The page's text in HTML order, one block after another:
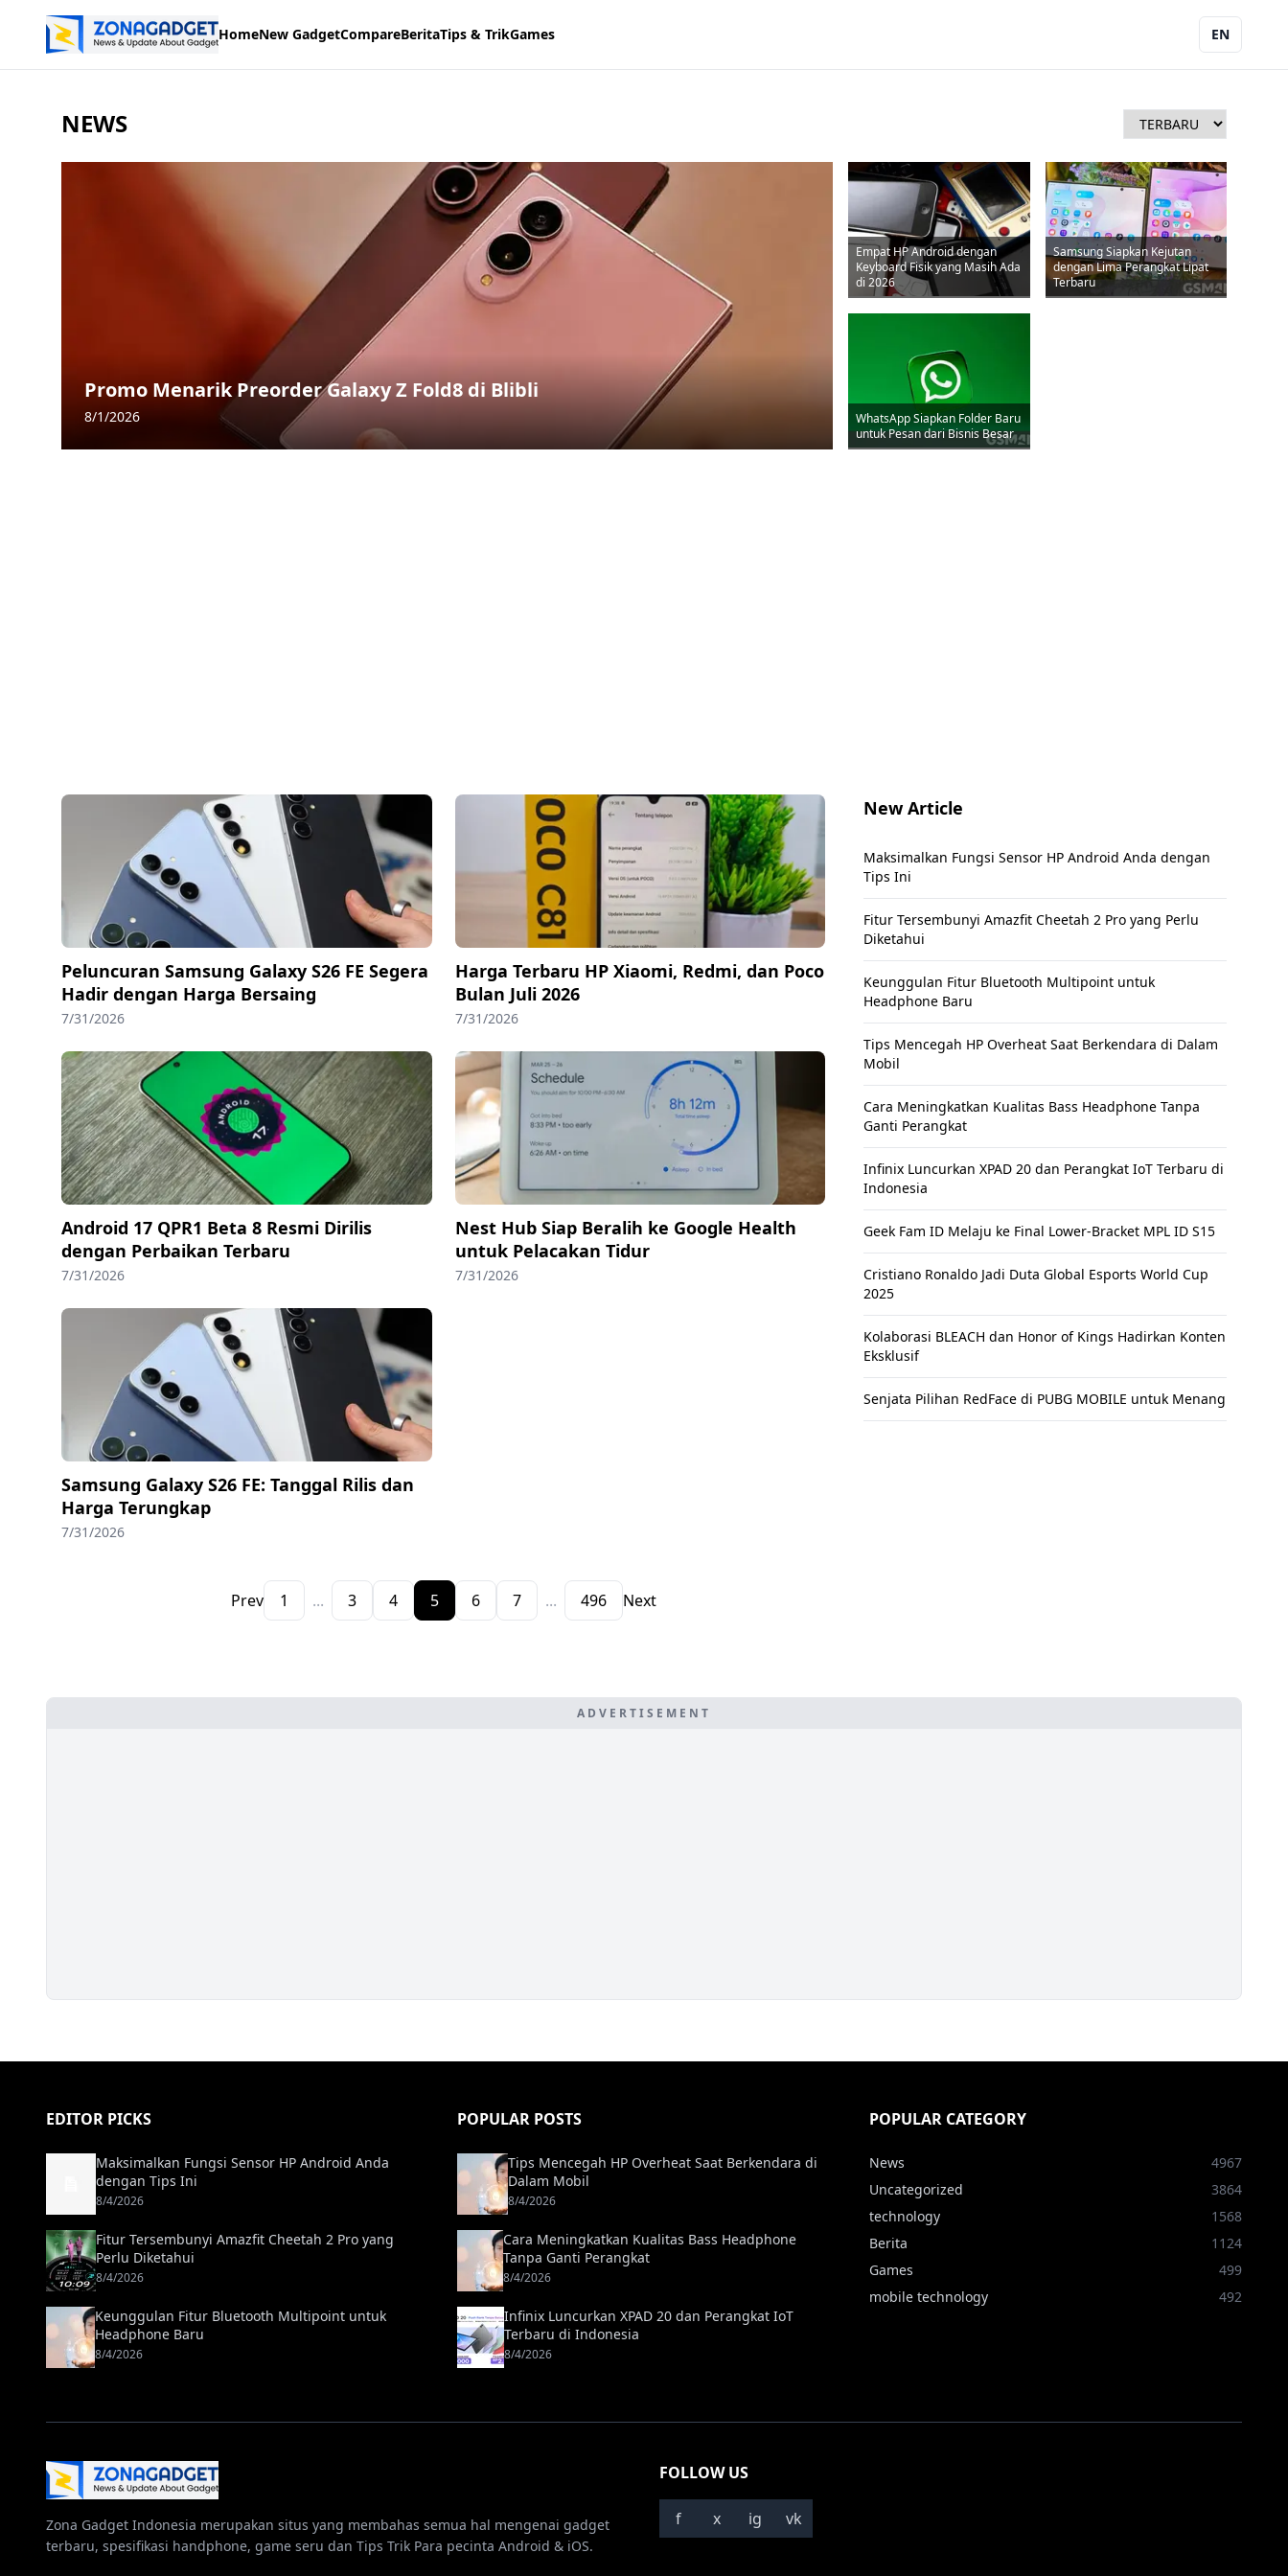
HomeNew GadgetCompareBeritaTips & TrikGames EN
NEWS
Promo Menarik Preorder Galaxy Z Fold8 di Blibli
8/1/2026
Empat HP Android dengan
Keyboard Fisik yang Masih Ada
di 2026
Samsung Siapkan Kejutan
dengan Lima Perangkat Lipat
Terbaru
WhatsApp Siapkan Folder Baru
untuk Pesan dari Bisnis Besar
Peluncuran Samsung Galaxy S26 FE Segera
Hadir dengan Harga Bersaing
7/31/2026
Harga Terbaru HP Xiaomi, Redmi, dan Poco
Bulan Juli 2026
7/31/2026
Android 17 QPR1 Beta 8 Resmi Dirilis
dengan Perbaikan Terbaru
7/31/2026
Nest Hub Siap Beralih ke Google Health
untuk Pelacakan Tidur
7/31/2026
Samsung Galaxy S26 FE: Tanggal Rilis dan
Harga Terungkap
7/31/2026
Prev 1 ... 3 4 5 6 7 ... 496 Next
New Article
Maksimalkan Fungsi Sensor HP Android Anda dengan
Tips Ini
Fitur Tersembunyi Amazfit Cheetah 2 Pro yang Perlu
Diketahui
Keunggulan Fitur Bluetooth Multipoint untuk
Headphone Baru
Tips Mencegah HP Overheat Saat Berkendara di Dalam
Mobil
Cara Meningkatkan Kualitas Bass Headphone Tanpa
Ganti Perangkat
Infinix Luncurkan XPAD 20 dan Perangkat IoT Terbaru di
Indonesia
Geek Fam ID Melaju ke Final Lower-Bracket MPL ID S15
Cristiano Ronaldo Jadi Duta Global Esports World Cup
2025
Kolaborasi BLEACH dan Honor of Kings Hadirkan Konten
Eksklusif
Senjata Pilihan RedFace di PUBG MOBILE untuk Menang
ADVERTISEMENT
EDITOR PICKS
Maksimalkan Fungsi Sensor HP Android Anda
dengan Tips Ini
8/4/2026
Fitur Tersembunyi Amazfit Cheetah 2 Pro yang
Perlu Diketahui
8/4/2026
Keunggulan Fitur Bluetooth Multipoint untuk
Headphone Baru
8/4/2026
POPULAR POSTS
Tips Mencegah HP Overheat Saat Berkendara di
Dalam Mobil
8/4/2026
Cara Meningkatkan Kualitas Bass Headphone
Tanpa Ganti Perangkat
8/4/2026
Infinix Luncurkan XPAD 20 dan Perangkat IoT
Terbaru di Indonesia
8/4/2026
POPULAR CATEGORY
News
4967
Uncategorized
3864
technology
1568
Berita
1124
Games
499
mobile technology
492
Zona Gadget Indonesia merupakan situs yang membahas semua hal mengenai gadget
terbaru, spesifikasi handphone, game seru dan Tips Trik Para pecinta Android & iOS.
FOLLOW US
f x ig vk